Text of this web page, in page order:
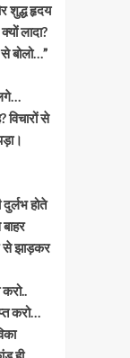
शुद्ध हृदय
लादा?
बोलो…”
से
होते
से झाड़कर
करो…